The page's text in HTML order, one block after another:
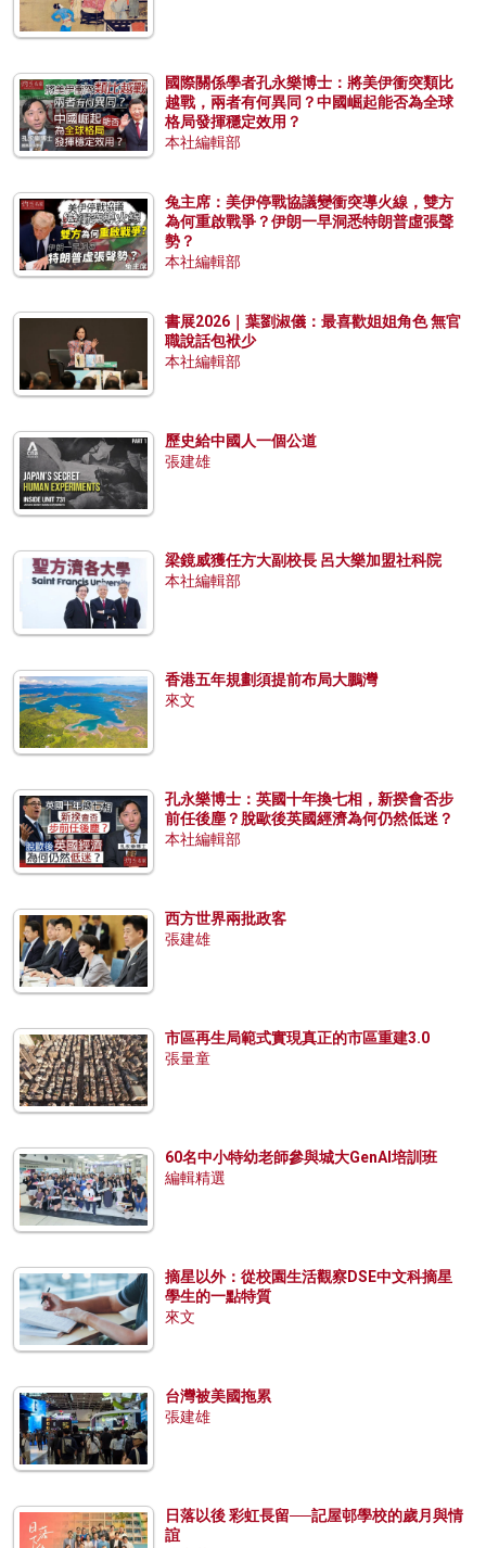
國際關係學者孔永樂博士：將美伊衝突類比
越戰，兩者有何異同？中國崛起能否為全球
格局發揮穩定效用？
本社編輯部
兔主席：美伊停戰協議變衝突導火線，雙方
為何重啟戰爭？伊朗一早洞悉特朗普虛張聲
勢？
本社編輯部
書展2026｜葉劉淑儀：最喜歡姐姐角色 無官
職說話包袱少
本社編輯部
歷史給中國人一個公道
張建雄
梁鏡威獲任方大副校長 呂大樂加盟社科院
本社編輯部
香港五年規劃須提前布局大鵬灣
來文
孔永樂博士：英國十年換七相，新揆會否步
前任後塵？脫歐後英國經濟為何仍然低迷？
本社編輯部
西方世界兩批政客
張建雄
市區再生局範式實現真正的市區重建3.0
張量童
60名中小特幼老師參與城大GenAI培訓班
編輯精選
摘星以外：從校園生活觀察DSE中文科摘星
學生的一點特質
來文
台灣被美國拖累
張建雄
日落以後 彩虹長留──記屋邨學校的歲月與情
誼